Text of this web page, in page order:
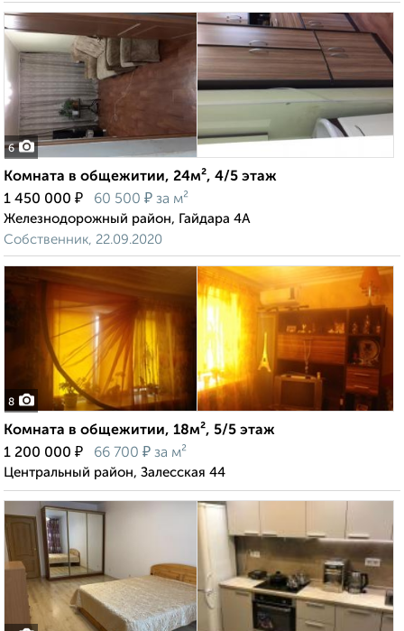
6
Комната в общежитии, 24м², 4/5 этаж
1 450 000 ₽ 60 500 ₽ за м²
Железнодорожный район, Гайдара 4А
Собственник, 22.09.2020
8
Комната в общежитии, 18м², 5/5 этаж
1 200 000 ₽ 66 700 ₽ за м²
Центральный район, Залесская 44